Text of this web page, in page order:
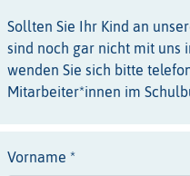
Sollten Sie Ihr Kind an
sind noch gar nicht mit uns
wenden Sie sich bitte
Mitarbeiter*innen im
Vorname *